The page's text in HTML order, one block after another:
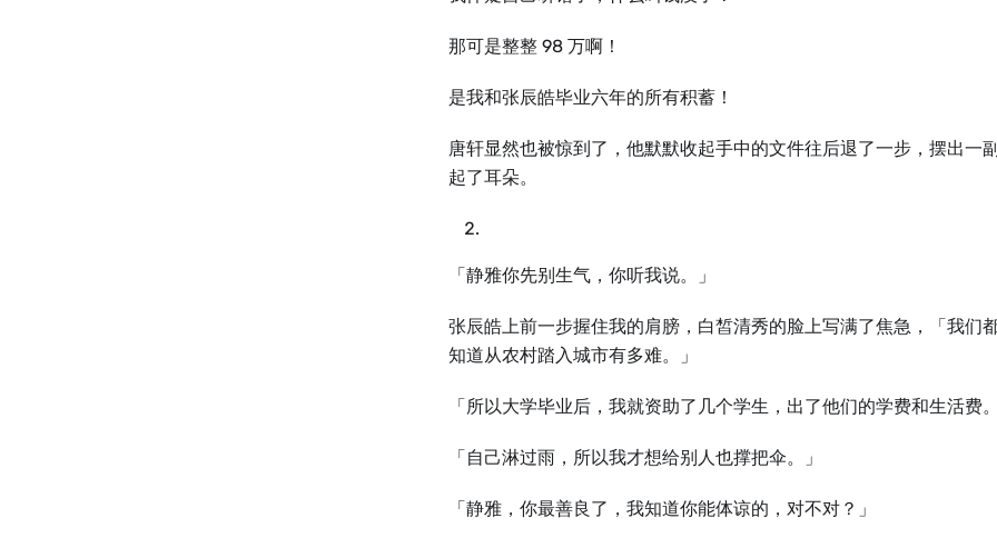
那可是整整 98 万啊！
是我和张辰皓毕业六年的所有积蓄！
唐轩显然也被惊到了，他默默收起手中的文件往后退了⼀步，摆出⼀
起了耳朵。
「静雅你先别⽣气，你听我说。」
张辰皓上前⼀步握住我的肩膀，白皙清秀的脸上写满了焦急，「我们
知道从农村踏入城市有多难。」
「所以⼤学毕业后，我就资助了几个学⽣，出了他们的学费和⽣活费。
「自己淋过雨，所以我才想给别⼈也撑把伞。」
「静雅，你最善良了，我知道你能体谅的，对不对？」